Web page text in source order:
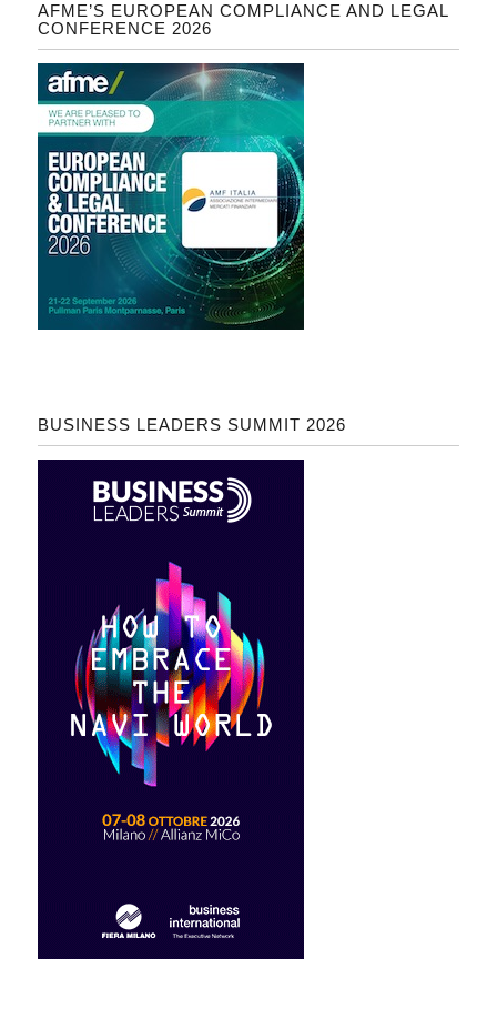
AFME’S EUROPEAN COMPLIANCE AND LEGAL
CONFERENCE 2026
BUSINESS LEADERS SUMMIT 2026